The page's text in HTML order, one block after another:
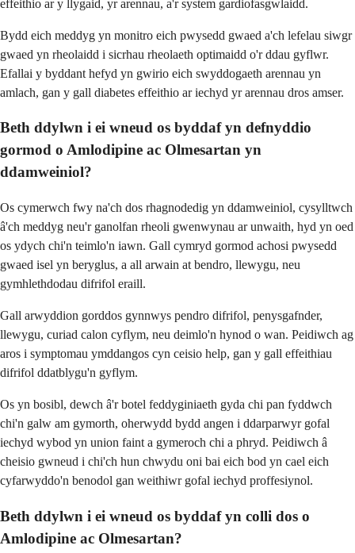
effeithio ar y llygaid, yr arennau, a'r system gardiofasgwlaidd.
Bydd eich meddyg yn monitro eich pwysedd gwaed a'ch lefelau siwgr
gwaed yn rheolaidd i sicrhau rheolaeth optimaidd o'r ddau gyflwr.
Efallai y byddant hefyd yn gwirio eich swyddogaeth arennau yn
amlach, gan y gall diabetes effeithio ar iechyd yr arennau dros amser.
Beth ddylwn i ei wneud os byddaf yn defnyddio
gormod o Amlodipine ac Olmesartan yn
ddamweiniol?
Os cymerwch fwy na'ch dos rhagnodedig yn ddamweiniol, cysylltwch
â'ch meddyg neu'r ganolfan rheoli gwenwynau ar unwaith, hyd yn oed
os ydych chi'n teimlo'n iawn. Gall cymryd gormod achosi pwysedd
gwaed isel yn beryglus, a all arwain at bendro, llewygu, neu
gymhlethdodau difrifol eraill.
Gall arwyddion gorddos gynnwys pendro difrifol, penysgafnder,
llewygu, curiad calon cyflym, neu deimlo'n hynod o wan. Peidiwch ag
aros i symptomau ymddangos cyn ceisio help, gan y gall effeithiau
difrifol ddatblygu'n gyflym.
Os yn bosibl, dewch â'r botel feddyginiaeth gyda chi pan fyddwch
chi'n galw am gymorth, oherwydd bydd angen i ddarparwyr gofal
iechyd wybod yn union faint a gymeroch chi a phryd. Peidiwch â
cheisio gwneud i chi'ch hun chwydu oni bai eich bod yn cael eich
cyfarwyddo'n benodol gan weithiwr gofal iechyd proffesiynol.
Beth ddylwn i ei wneud os byddaf yn colli dos o
Amlodipine ac Olmesartan?